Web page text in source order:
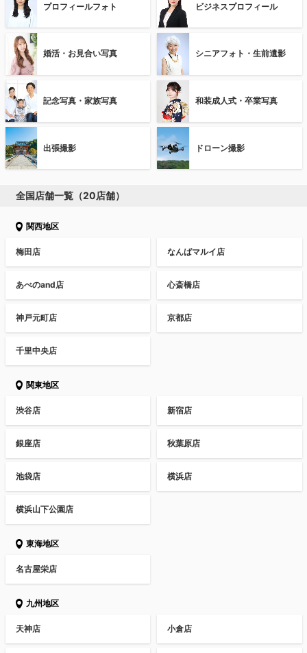
プロフィールフォト ビジネスプロフィール
婚活・お見合い写真 シニアフォト・生前遺影
記念写真・家族写真 和装成人式・卒業写真
出張撮影 ドローン撮影
全国店舗一覧（20店舗）
関西地区
梅田店 なんばマルイ店
あべのand店 心斎橋店
神戸元町店 京都店
千里中央店
関東地区
渋谷店 新宿店
銀座店 秋葉原店
池袋店 横浜店
横浜山下公園店
東海地区
名古屋栄店
九州地区
天神店 小倉店